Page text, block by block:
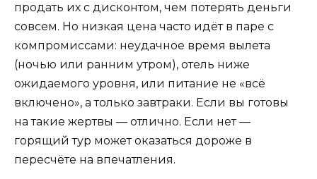
продать их с дисконтом, чем потерять деньги
совсем. Но низкая цена часто идёт в паре с
компромиссами: неудачное время вылета
(ночью или ранним утром), отель ниже
ожидаемого уровня, или питание не «всё
включено», а только завтраки. Если вы готовы
на такие жертвы — отлично. Если нет —
горящий тур может оказаться дороже в
пересчёте на впечатления.